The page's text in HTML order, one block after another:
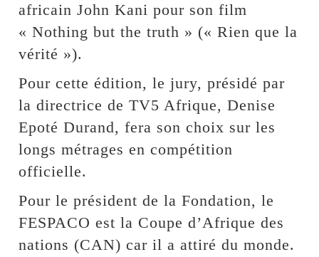
africain John Kani pour son film
« Nothing but the truth » (« Rien que la
vérité »).
Pour cette édition, le jury, présidé par
la directrice de TV5 Afrique, Denise
Epoté Durand, fera son choix sur les
longs métrages en compétition
officielle.
Pour le président de la Fondation, le
FESPACO est la Coupe d’Afrique des
nations (CAN) car il a attiré du monde.